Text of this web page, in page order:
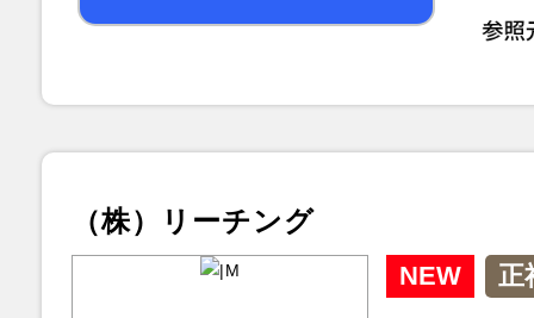
（株）リーチング
NEW 正